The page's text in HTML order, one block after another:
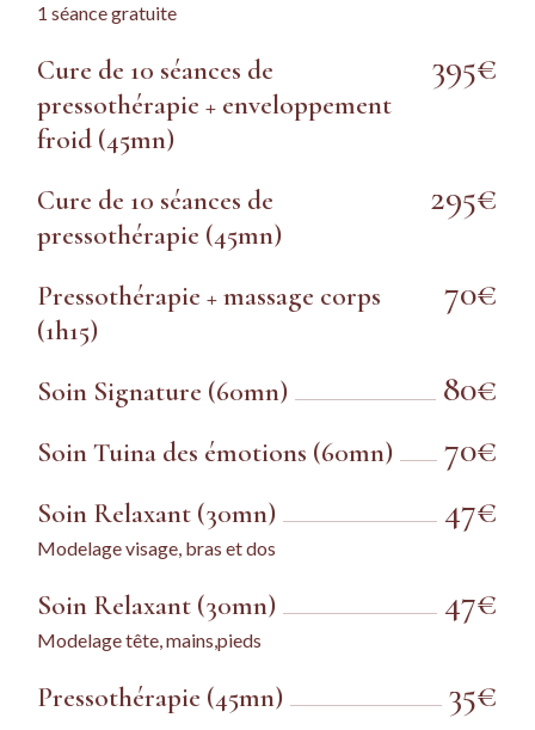
1 séance gratuite
Cure de 10 séances de
pressothérapie + enveloppement
froid (45mn)
395€
Cure de 10 séances de
pressothérapie (45mn)
295€
Pressothérapie + massage corps
(1h15)
70€
Soin Signature (60mn) 80€
Soin Tuina des émotions (60mn) 70€
Soin Relaxant (30mn) 47€
Modelage visage, bras et dos
Soin Relaxant (30mn) 47€
Modelage tête, mains,pieds
Pressothérapie (45mn) 35€